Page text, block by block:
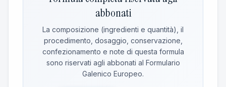
abbonati
La composizione (ingredienti e quantità), il
procedimento, dosaggio, conservazione,
confezionamento e note di questa formula
sono riservati agli abbonati al Formulario
Galenico Europeo.